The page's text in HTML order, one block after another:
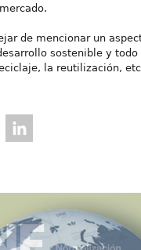
de mencionar un
sostenible y
la reutilización,